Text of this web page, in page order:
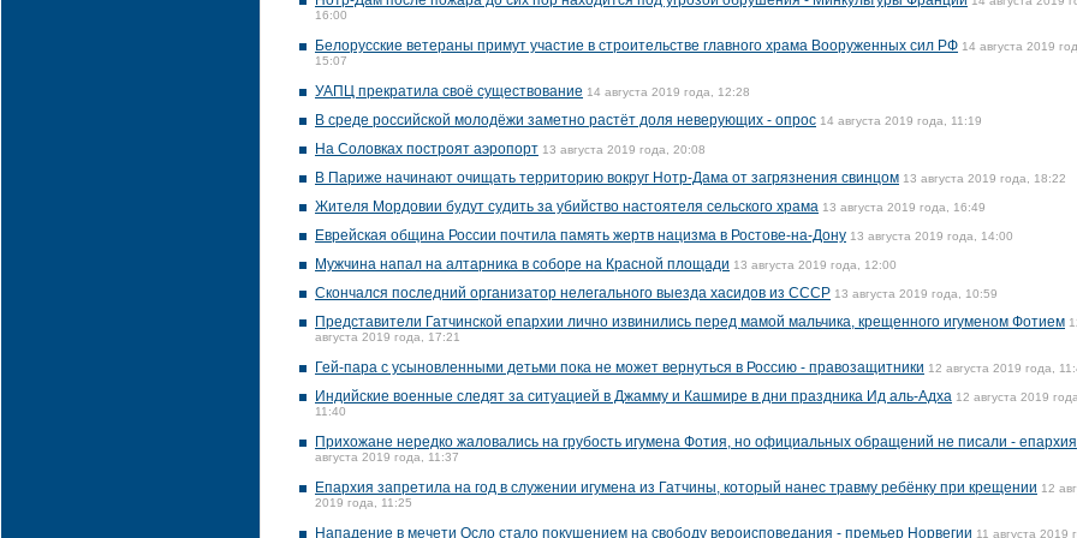
16:00
Белорусские ветераны примут участие в строительстве главного храма Вооруженных сил РФ 14 августа 2019
15:07
УАПЦ прекратила своё существование 14 августа 2019 года, 12:28
В среде российской молодёжи заметно растёт доля неверующих - опрос 14 августа 2019 года, 11:19
На Соловках построят аэропорт 13 августа 2019 года, 20:08
В Париже начинают очищать территорию вокруг Нотр-Дама от загрязнения свинцом 13 августа 2019 года, 18:22
Жителя Мордовии будут судить за убийство настоятеля сельского храма 13 августа 2019 года, 16:49
Еврейская община России почтила память жертв нацизма в Ростове-на-Дону 13 августа 2019 года, 14:00
Мужчина напал на алтарника в соборе на Красной площади 13 августа 2019 года, 12:00
Скончался последний организатор нелегального выезда хасидов из СССР 13 августа 2019 года, 10:59
Представители Гатчинской епархии лично извинились перед мамой мальчика, крещенного игуменом Фотием
августа 2019 года, 17:21
Гей-пара с усыновленными детьми пока не может вернуться в Россию - правозащитники 12 августа 2019 года,
Индийские военные следят за ситуацией в Джамму и Кашмире в дни праздника Ид аль-Адха 12 августа 2019 года,
11:40
Прихожане нередко жаловались на грубость игумена Фотия, но официальных обращений не писали - епархия
августа 2019 года, 11:37
Епархия запретила на год в служении игумена из Гатчины, который нанес травму ребёнку при крещении 12
2019 года, 11:25
Нападение в мечети Осло стало покушением на свободу вероисповедания - премьер Норвегии 11 августа 2019